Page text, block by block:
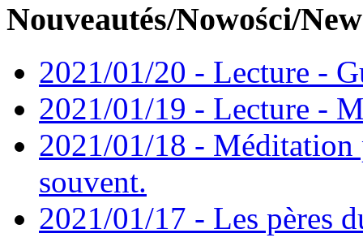
Nouveautés/Nowości/
2021/01/20 - Lecture -
2021/01/19 - Lecture -
2021/01/18 - Méditation
souvent.
2021/01/17 - Les pères